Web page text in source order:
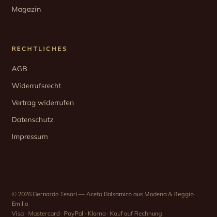
Magazin
RECHTLICHES
AGB
Widerrufsrecht
Vertrag widerrufen
Datenschutz
Impressum
© 2026 Bernardo Tesori — Aceto Balsamico aus Modena & Reggio
Emilia
Visa · Mastercard · PayPal · Klarna · Kauf auf Rechnung